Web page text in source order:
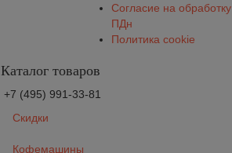
Согласие на обработку
ПДн
Политика cookie
Каталог товаров
+7 (495) 991-33-81
Скидки
Кофемашины